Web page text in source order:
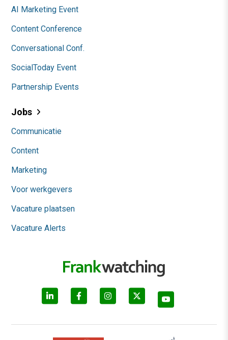
AI Marketing Event
Content Conference
Conversational Conf.
SocialToday Event
Partnership Events
Jobs
Communicatie
Content
Marketing
Voor werkgevers
Vacature plaatsen
Vacature Alerts